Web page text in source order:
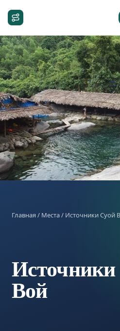
Главная/ Места/ Источники Суой
Вой